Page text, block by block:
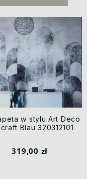
w stylu Art Deco
Blau 320312101
319,00 zł